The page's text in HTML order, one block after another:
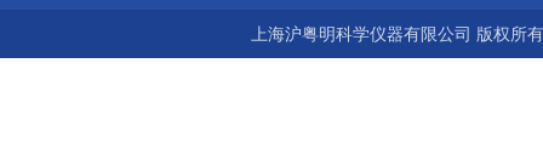
上海沪粤明科学仪器有限公司 版权所